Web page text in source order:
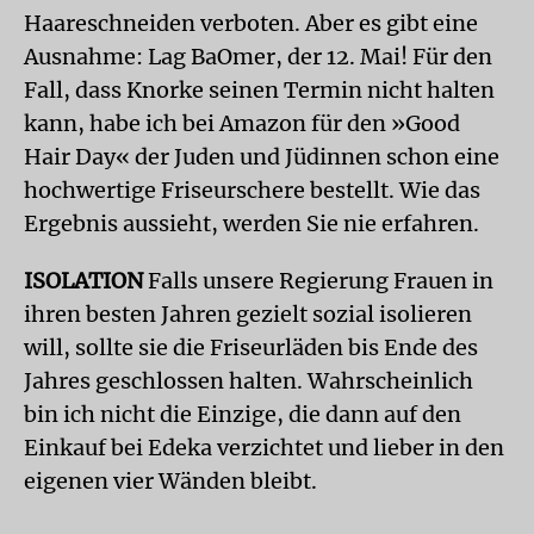
Haareschneiden verboten. Aber es gibt eine
Ausnahme: Lag BaOmer, der 12. Mai! Für den
Fall, dass Knorke seinen Termin nicht halten
kann, habe ich bei Amazon für den »Good
Hair Day« der Juden und Jüdinnen schon eine
hochwertige Friseurschere bestellt. Wie das
Ergebnis aussieht, werden Sie nie erfahren.
ISOLATIONFalls unsere Regierung Frauen in
ihren besten Jahren gezielt sozial isolieren
will, sollte sie die Friseurläden bis Ende des
Jahres geschlossen halten. Wahrscheinlich
bin ich nicht die Einzige, die dann auf den
Einkauf bei Edeka verzichtet und lieber in den
eigenen vier Wänden bleibt.